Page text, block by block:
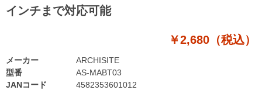
インチまで対応可能
￥2,680（税込）
型番
AS-MABT03
JANコード
4582353601012
メーカー ARCHISITE